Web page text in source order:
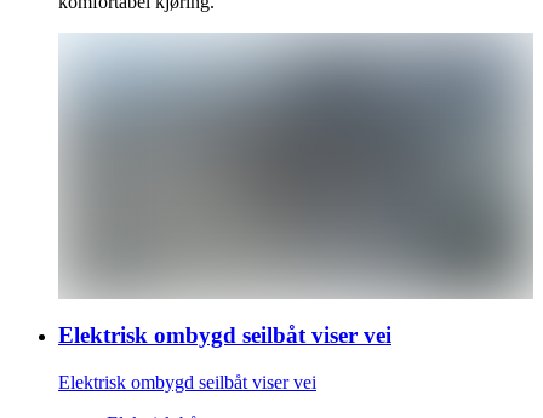
Elektrisk ombygd seilbåt viser vei
Elektrisk ombygd seilbåt viser vei